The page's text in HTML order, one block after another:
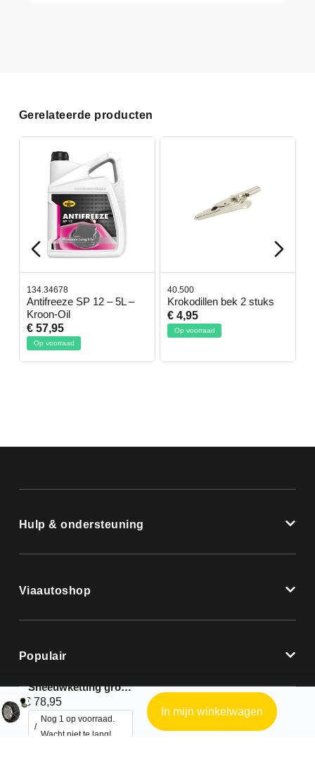
Gerelateerde producten
134.34678
Antifreeze SP 12 – 5L –
Kroon-Oil
€ 57,95
Op voorraad
40.500
Krokodillen bek 2 stuks
€ 4,95
Op voorraad
Hulp & ondersteuning
Viaautoshop
Populair
Sneeuwketting groep 13 – 9mm
€ 78,95
Nog 1 op voorraad.
Wacht niet te lang!
In mijn winkelwagen